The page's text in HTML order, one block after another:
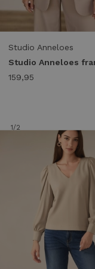
Studio Anneloes
159,95
1/2